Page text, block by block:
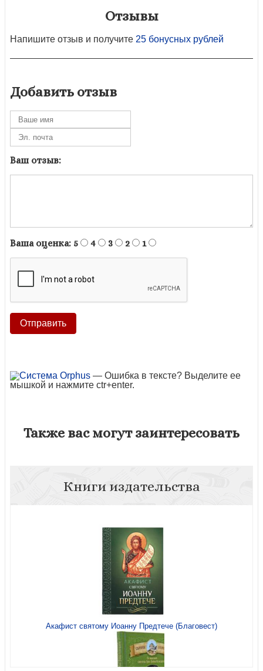
Отзывы
Напишите отзыв и получите 25 бонусных рублей
Добавить отзыв
Ваш отзыв:
Ваша оценка: 5 4 3 2 1
— Ошибка в тексте? Выделите ее
мышкой и нажмите ctr+enter.
Также вас могут заинтересовать
Книги издательства
Акафист святому Иоанну Предтече (Благовест)